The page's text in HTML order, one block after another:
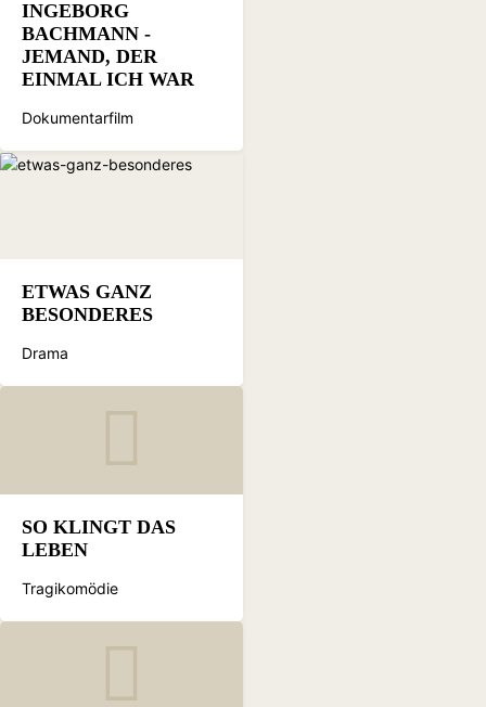
INGEBORG
BACHMANN -
JEMAND, DER
EINMAL ICH WAR
Dokumentarfilm
ETWAS GANZ
BESONDERES
Drama
SO KLINGT DAS
LEBEN
Tragikomödie